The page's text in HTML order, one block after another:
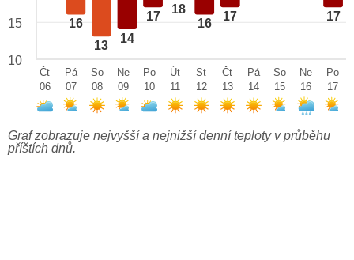
16
13
14
17
18
16
17 17
15
10
Čt
06
Pá
07
So
08
Ne
09
Po
10
Út
11
St
12
Čt
13
Pá
14
So
15
Ne
16
Po
17
Graf zobrazuje nejvyšší a nejnižší denní teploty v průběhu
příštích dnů.